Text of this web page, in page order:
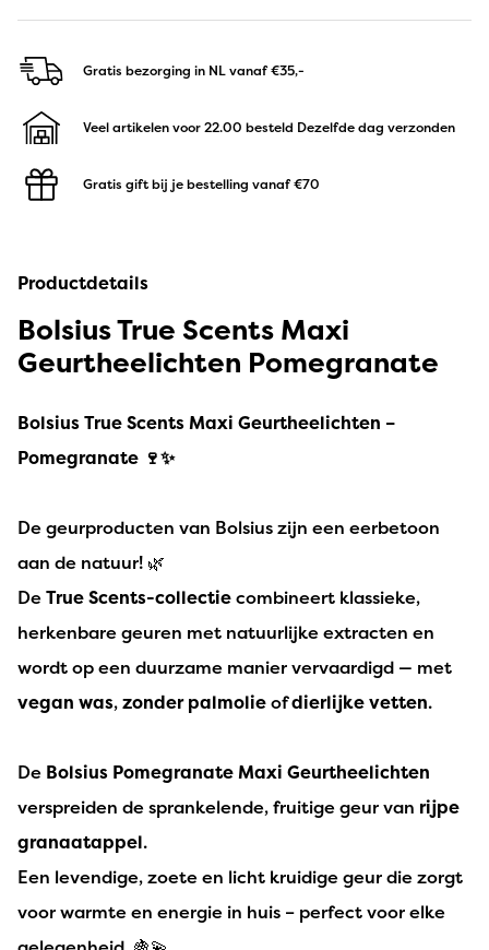
Gratis bezorging in NLvanaf €35,-
Veel artikelen voor 22.00 besteld Dezelfde dag verzonden
Gratis gift bij je bestelling vanaf €70
Productdetails
Bolsius True Scents Maxi
Geurtheelichten Pomegranate
Bolsius True Scents Maxi Geurtheelichten –
Pomegranate 🍷✨
De geurproducten van Bolsius zijn een eerbetoon
aan de natuur! 🌿
De True Scents-collectiecombineert klassieke,
herkenbare geuren met natuurlijke extracten en
wordt op een duurzame manier vervaardigd — met
vegan was,zonder palmolieofdierlijke vetten.
De Bolsius Pomegranate Maxi Geurtheelichten
verspreiden de sprankelende, fruitige geur van rijpe
granaatappel.
Een levendige, zoete en licht kruidige geur die zorgt
voor warmte en energie in huis – perfect voor elke